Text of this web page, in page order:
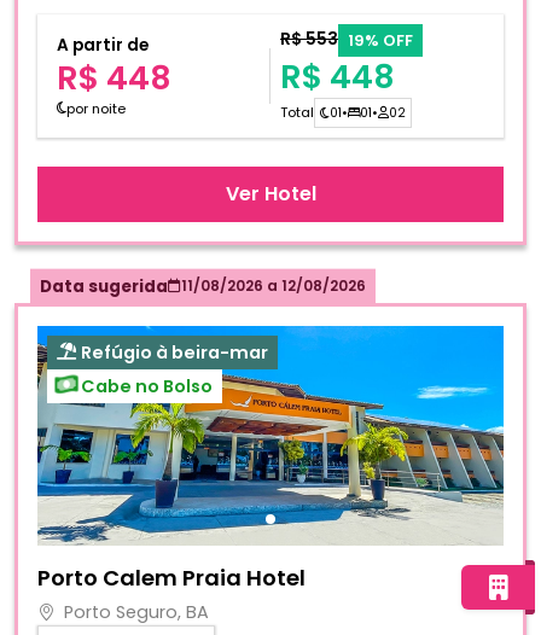
A partir de
R$ 448
por noite
R$ 553 19% OFF
R$ 448
Total 01• 01• 02
Ver Hotel
Data sugerida 11/08/2026 a 12/08/2026
Refúgio à beira-mar
Cabe no Bolso
Porto Calem Praia Hotel
Porto Seguro, BA